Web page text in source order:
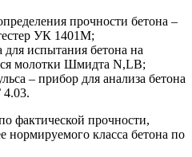
прочности бетона –
УК 1401М;
для испытания бетона на
молотки Шмидта N,LВ;
– прибор для анализа бетона
фактической прочности,
нормируемого класса бетона по